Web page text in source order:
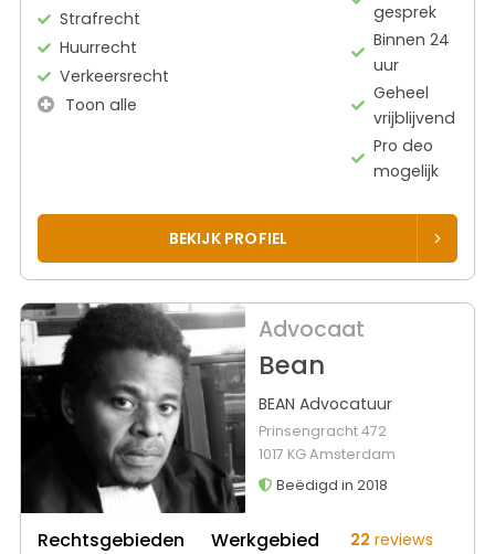
Strafrecht
Huurrecht
Verkeersrecht
Toon alle
gesprek
Binnen 24
uur
Geheel
vrijblijvend
Pro deo
mogelijk
BEKIJK PROFIEL
Advocaat
Bean
BEAN Advocatuur
Prinsengracht 472
1017 KG Amsterdam
Beëdigd in 2018
Rechtsgebieden Werkgebied 22 reviews